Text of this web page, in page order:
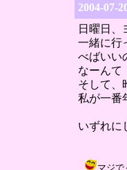
2004-07-
日曜日、
一緒に行
べばいい
なーんて
そして、
私が一番
いずれに
マジで